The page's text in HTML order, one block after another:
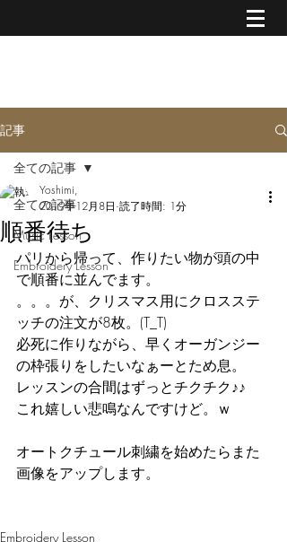
記事
全ての記事
Music Lesson
Embroidery Lesson
全ての記事
順番待ち
Yoshimi,
2019年12月8日 読了時間: 1分
パリから帰って、作りたい物が頭の中
で順番に並んでます。
。。。が、クリスマス用にクロスステ
ッチの注文が8枚。(T_T)
必死に作りながら、早くオーガンジー
の枠張りをしたいなぁーとため息。
レッスンの合間はずっとチクチク♪♪
これ嬉しい悲鳴なんですけど。ｗ
オートクチュール刺繍を始めたらまた
画像をアップします。
Embroidery Lesson